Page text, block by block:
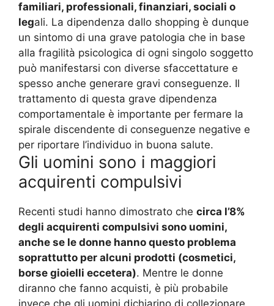
familiari, professionali, finanziari, sociali o
legali. La dipendenza dallo shopping è dunque
un sintomo di una grave patologia che in base
alla fragilità psicologica di ogni singolo soggetto
può manifestarsi con diverse sfaccettature e
spesso anche generare gravi conseguenze. Il
trattamento di questa grave dipendenza
comportamentale è importante per fermare la
spirale discendente di conseguenze negative e
per riportare l’individuo in buona salute.
Gli uomini sono i maggiori
acquirenti compulsivi
Recenti studi hanno dimostrato che circa l’8%
degli acquirenti compulsivi sono uomini,
anche se le donne hanno questo problema
soprattutto per alcuni prodotti (cosmetici,
borse gioielli eccetera). Mentre le donne
diranno che fanno acquisti, è più probabile